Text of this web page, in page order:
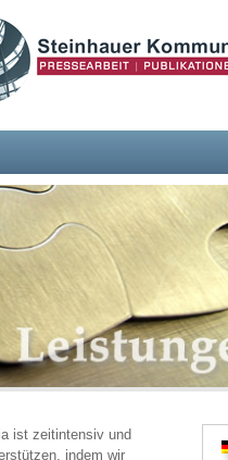
ist zeitintensiv und
indem wir